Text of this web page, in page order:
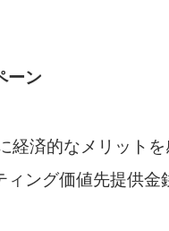
ーン
経済的なメリット
ング価値先提供金